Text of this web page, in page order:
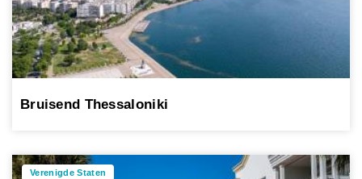
Bruisend Thessaloniki
Verenigde Staten